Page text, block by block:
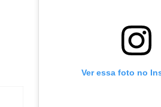
Ver essa foto no